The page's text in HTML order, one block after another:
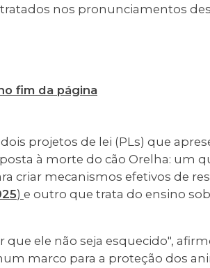
nos pronunciamentos
fim da página
projetos de lei (PLs) que
à morte do cão Orelha: um
criar mecanismos efetivos de
) e outro que trata do ensino
ele não seja esquecido",
marco para a proteção dos